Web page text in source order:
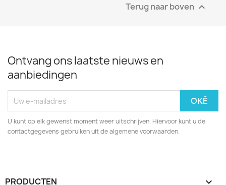
Terug naar boven 
Ontvang ons laatste nieuws en
aanbiedingen
U kunt op elk gewenst moment weer uitschrijven. Hiervoor kunt u de
contactgegevens gebruiken uit de algemene voorwaarden.
PRODUCTEN 